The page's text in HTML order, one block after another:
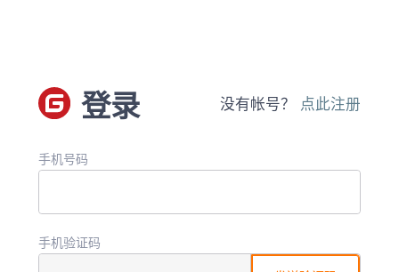
登录 没有帐号？ 点此注册
手机号码
手机验证码